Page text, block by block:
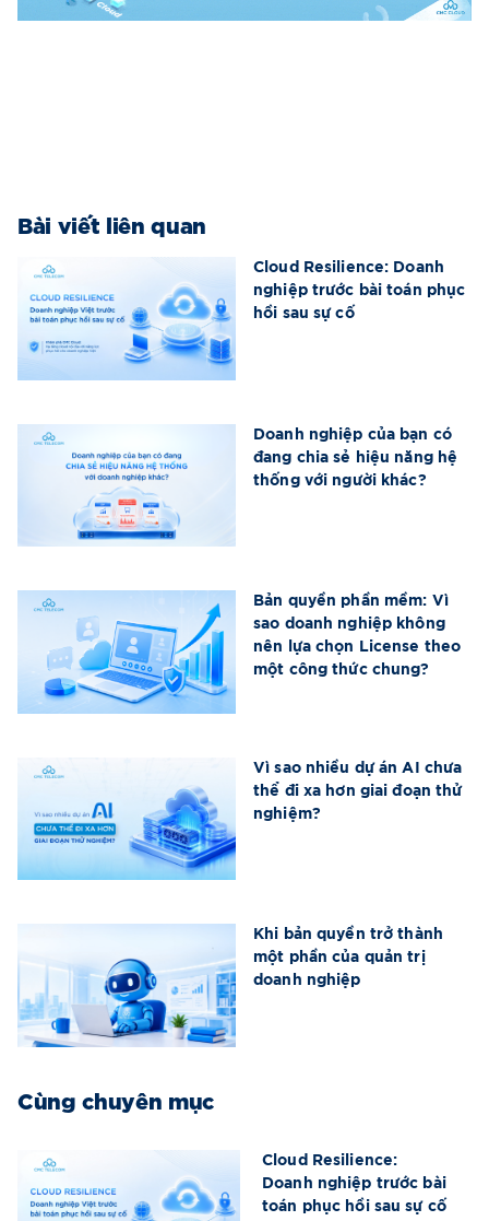
Bài viết liên quan
Cloud Resilience: Doanh
nghiệp trước bài toán phục
hồi sau sự cố
Doanh nghiệp của bạn có
đang chia sẻ hiệu năng hệ
thống với người khác?
Bản quyền phần mềm: Vì
sao doanh nghiệp không
nên lựa chọn License theo
một công thức chung?
Vì sao nhiều dự án AI chưa
thể đi xa hơn giai đoạn thử
nghiệm?
Khi bản quyền trở thành
một phần của quản trị
doanh nghiệp
Cùng chuyên mục
Cloud Resilience:
Doanh nghiệp trước bài
toán phục hồi sau sự cố